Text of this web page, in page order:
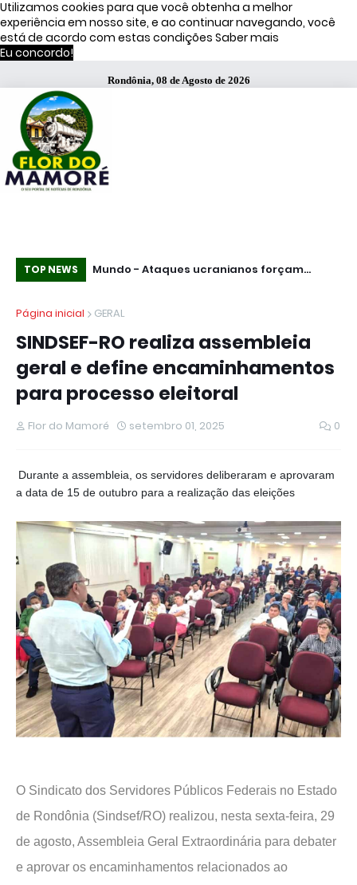
Utilizamos cookies para que você obtenha a melhor
experiência em nosso site, e ao continuar navegando, você
está de acordo com estas condições Saber mais
Eu concordo!
Rondônia, 08 de Agosto de 2026
TOP NEWS
de Moraes
Mundo - Ataques ucranianos forçam
do Cazaquistão à Rússia
Página inicial GERAL
SINDSEF-RO realiza assembleia
geral e define encaminhamentos
para processo eleitoral
Flor do Mamoré setembro 01, 2025 0
Durante a assembleia, os servidores deliberaram e aprovaram
a data de 15 de outubro para a realização das eleições
O Sindicato dos Servidores Públicos Federais no Estado
de Rondônia (Sindsef/RO) realizou, nesta sexta-feira, 29
de agosto, Assembleia Geral Extraordinária para debater
e aprovar os encaminhamentos relacionados ao